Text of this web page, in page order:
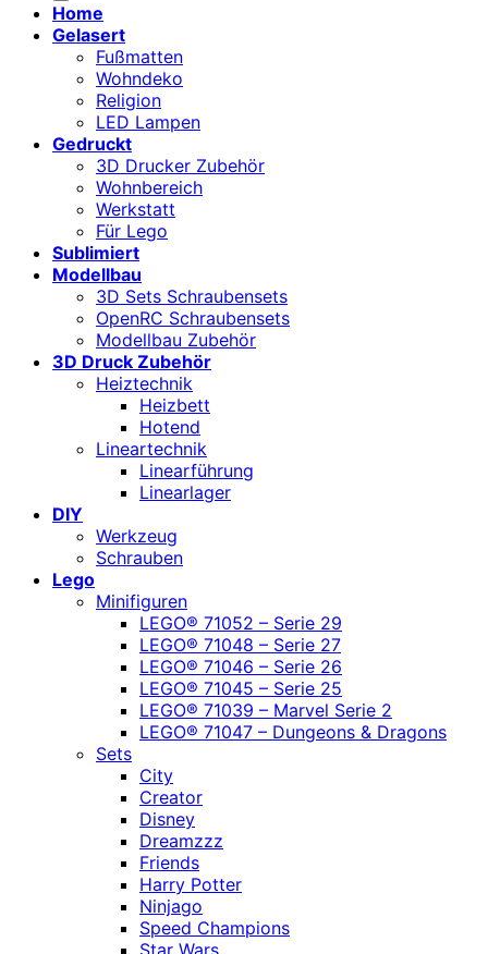
Home
Gelasert
Fußmatten
Wohndeko
Religion
LED Lampen
Gedruckt
3D Drucker Zubehör
Wohnbereich
Werkstatt
Für Lego
Sublimiert
Modellbau
3D Sets Schraubensets
OpenRC Schraubensets
Modellbau Zubehör
3D Druck Zubehör
Heiztechnik
Heizbett
Hotend
Lineartechnik
Linearführung
Linearlager
DIY
Werkzeug
Schrauben
Lego
Minifiguren
LEGO® 71052 – Serie 29
LEGO® 71048 – Serie 27
LEGO® 71046 – Serie 26
LEGO® 71045 – Serie 25
LEGO® 71039 – Marvel Serie 2
LEGO® 71047 – Dungeons & Dragons
Sets
City
Creator
Disney
Dreamzzz
Friends
Harry Potter
Ninjago
Speed Champions
Star Wars